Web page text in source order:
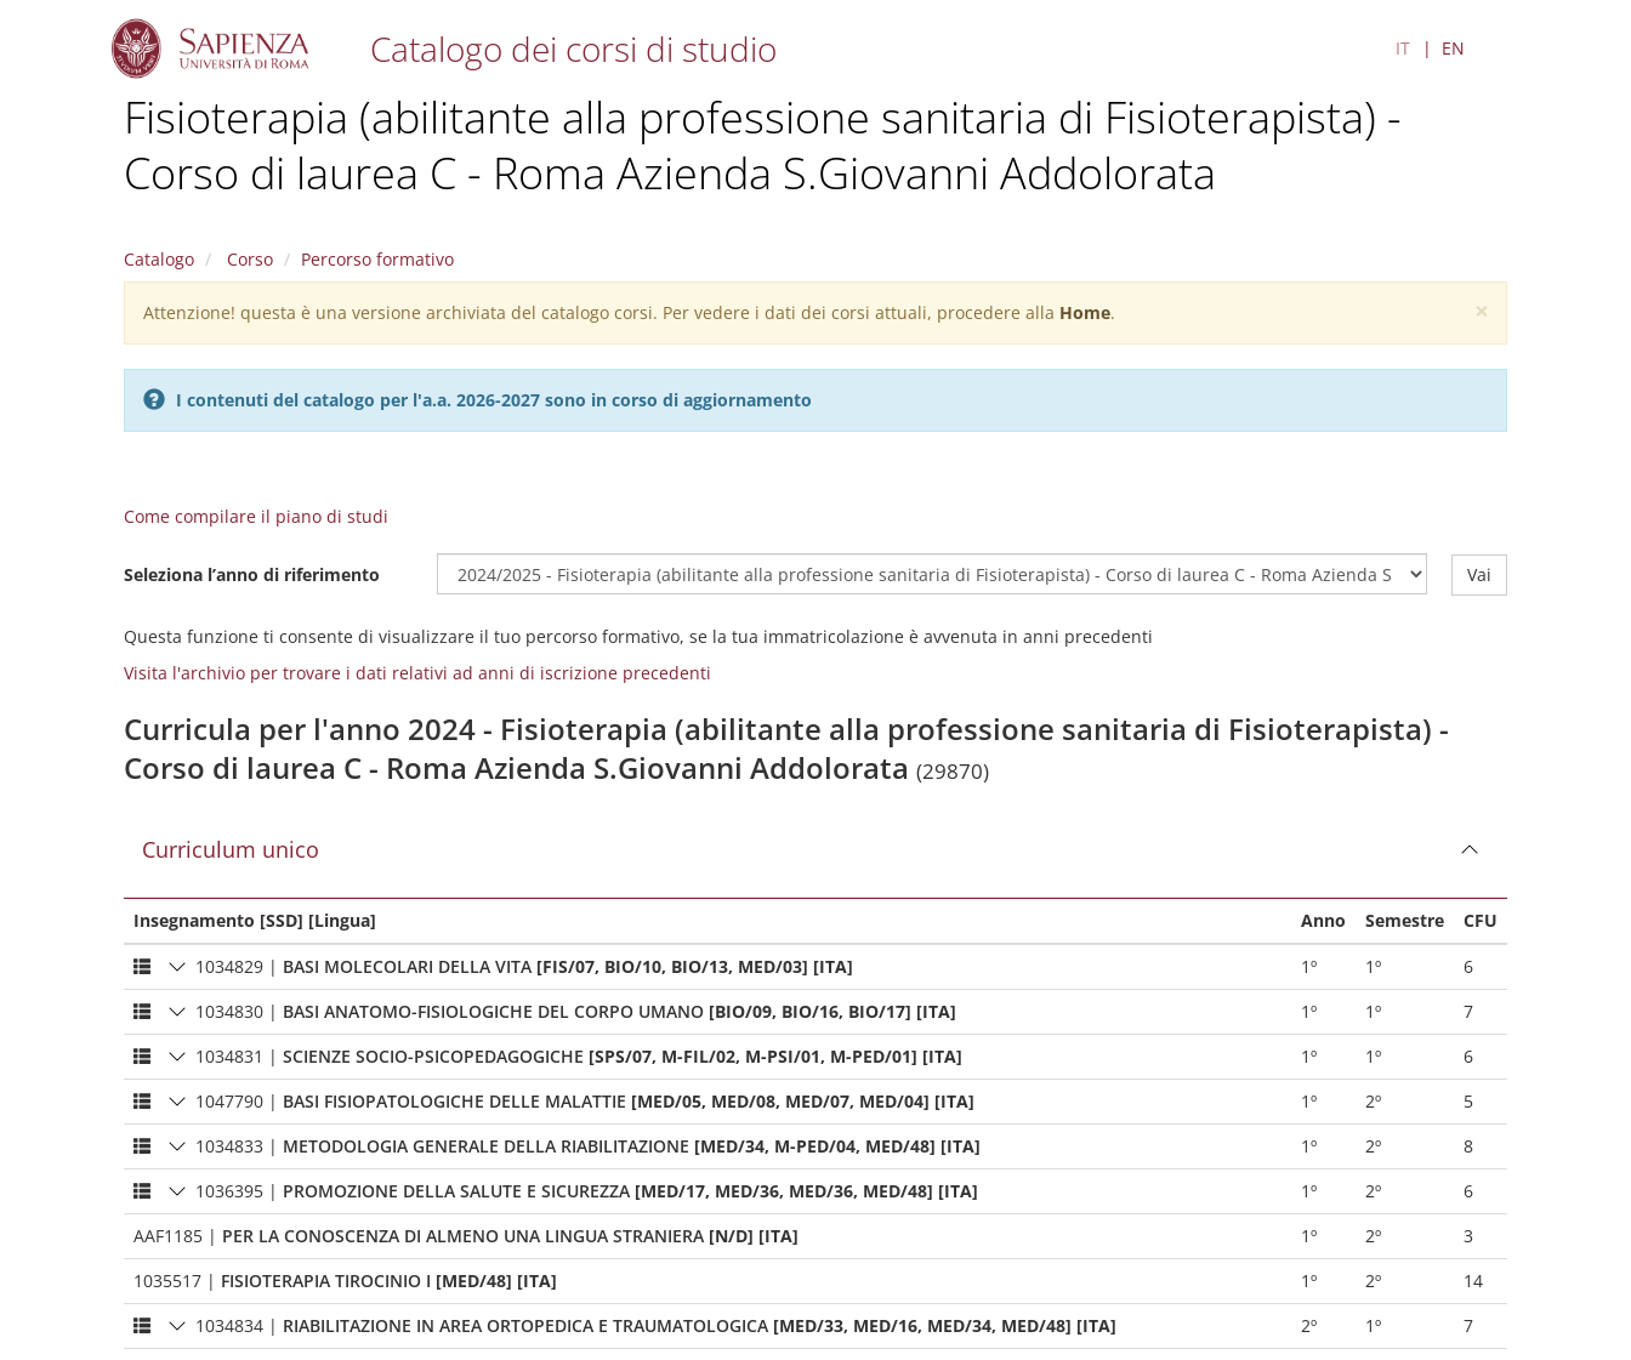
Catalogo dei corsi di studio IT EN
Fisioterapia (abilitante alla professione sanitaria di Fisioterapista) -
Corso di laurea C - Roma Azienda S.Giovanni Addolorata
Catalogo Corso Percorso formativo
×
Warning
message
Attenzione! questa è una versione archiviata del catalogo corsi. Per vedere i dati dei corsi attuali, procedere alla Home.
I contenuti del catalogo per l'a.a. 2026-2027 sono in corso di aggiornamento
Come compilare il piano di studi
Seleziona l’anno di riferimento Vai
Questa funzione ti consente di visualizzare il tuo percorso formativo, se la tua immatricolazione è avvenuta in anni precedenti
Visita l'archivio per trovare i dati relativi ad anni di iscrizione precedenti
Curricula per l'anno 2024 - Fisioterapia (abilitante alla professione sanitaria di Fisioterapista) -
Corso di laurea C - Roma Azienda S.Giovanni Addolorata (29870)
Curriculum unico
Insegnamento [SSD] [Lingua] Anno Semestre
CFU
1034829 | BASI MOLECOLARI DELLA VITA [FIS/07, BIO/10, BIO/13, MED/03] [ITA] 1º 1º
6
1034830 | BASI ANATOMO-FISIOLOGICHE DEL CORPO UMANO [BIO/09, BIO/16, BIO/17] [ITA] 1º 1º
7
1034831 | SCIENZE SOCIO-PSICOPEDAGOGICHE [SPS/07, M-FIL/02, M-PSI/01, M-PED/01] [ITA] 1º 1º
6
1047790 | BASI FISIOPATOLOGICHE DELLE MALATTIE [MED/05, MED/08, MED/07, MED/04] [ITA] 1º 2º
5
1034833 | METODOLOGIA GENERALE DELLA RIABILITAZIONE [MED/34, M-PED/04, MED/48] [ITA] 1º 2º
8
1036395 | PROMOZIONE DELLA SALUTE E SICUREZZA [MED/17, MED/36, MED/36, MED/48] [ITA] 1º 2º
6
AAF1185 | PER LA CONOSCENZA DI ALMENO UNA LINGUA STRANIERA [N/D] [ITA] 1º 2º
3
1035517 | FISIOTERAPIA TIROCINIO I [MED/48] [ITA] 1º 2º
14
1034834 | RIABILITAZIONE IN AREA ORTOPEDICA E TRAUMATOLOGICA [MED/33, MED/16, MED/34, MED/48] [ITA] 2º 1º
7